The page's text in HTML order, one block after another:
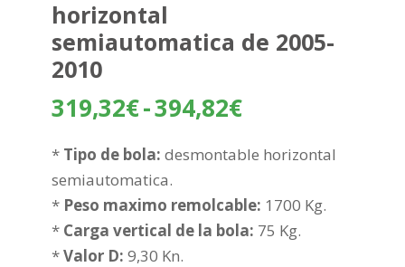
horizontal
semiautomatica de 2005-
2010
319,32€-394,82€Rango
precios:
319,32€
hasta
* Tipo de bola: desmontable horizontal
semiautomatica.
* Peso maximo remolcable: 1700 Kg.
* Carga vertical de la bola: 75 Kg.
*Valor D: 9,30 Kn.